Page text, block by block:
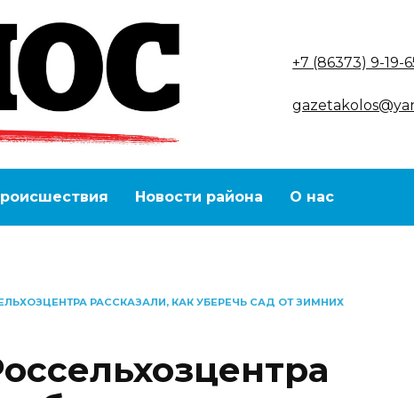
+7 (86373) 9-19-
Новости района О нас
РАССКАЗАЛИ, КАК УБЕРЕЧЬ САД ОТ ЗИМНИХ